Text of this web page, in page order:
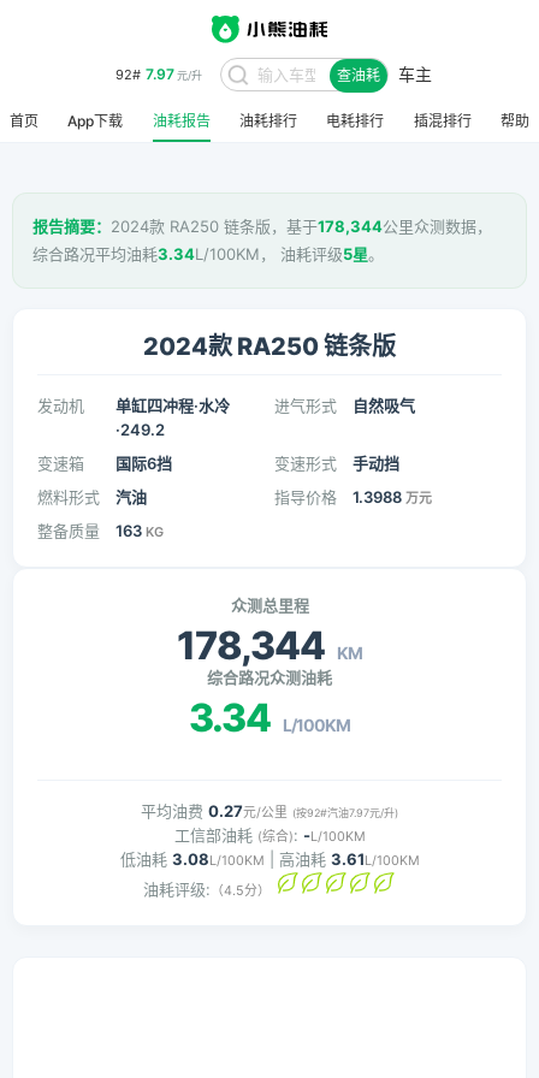
95# 8.48 元/升 查油耗 车主
首页 App下载 油耗报告 油耗排行 电耗排行 插混排行 帮助
报告摘要： 2024款 RA250 链条版，基于178,344公里众测数据，
综合路况平均油耗3.34L/100KM， 油耗评级5星。
2024款 RA250 链条版
发动机
单缸四冲程·水冷
·249.2
进气形式 自然吸气
变速箱 国际6挡 变速形式
手动挡
燃料形式
汽油 指导价格 1.3988 万元
整备质量 163 KG
众测总里程
178,344 KM
综合路况众测油耗
3.34 L/100KM
平均油费 0.27元/公里 (按92#汽油7.97元/升)
工信部油耗 (综合): -L/100KM
低油耗 3.08L/100KM | 高油耗 3.61L/100KM
油耗评级: （4.5分）